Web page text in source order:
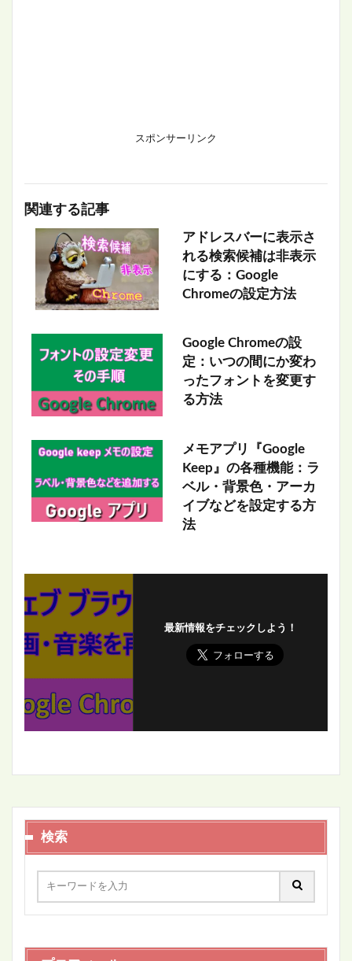
スポンサーリンク
関連する記事
アドレスバーに表示さ
れる検索候補は非表示
にする：Google
Chromeの設定方法
Google Chromeの設
定：いつの間にか変わ
ったフォントを変更す
る方法
メモアプリ『Google
Keep』の各種機能：ラ
ベル・背景色・アーカ
イブなどを設定する方
法
最新情報をチェックしよう！
検索